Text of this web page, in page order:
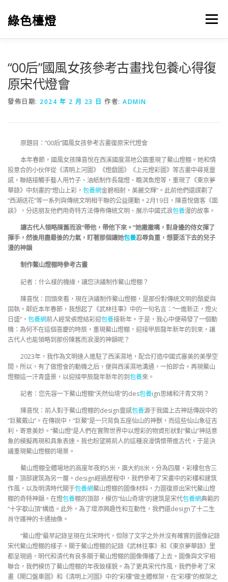
綠色檯燈 選單
“00后”國風女孩參考古畫找包養心得復
原宋代燈會
發佈日期: 2024 年 2 月 23 日 作者: ADMIN
原題目：“00后”國風女孩參考古畫復原宋代燈會
本年春節，國風女孩陳喜悅在西溪國度濕地公園重現了鰲山燈棚。她和情
投意合的小伙伴從《清明上河圖》《燈戲圖》《上元燈彩圖》等古畫中尋覓靈
感，聯絡接觸手藝人用竹子、油紙制作長龍燈、瞻淇魚燈等，重現了《東京夢
華錄》中刻畫的“燈山上彩， 包養網金碧相射，美麗交輝”。此前他們還謀劃了
“西湖送花”等一系列與傳統文明相干聯的公益運動。2月19日，陳喜悅做客《面
談》，分送朋友他們用奇特方法傳佈傳統文明、展示中國式浪包養漫的故事。
讓古代人領略陳舊而浪“帶他，帶他下來。”她撇撇嘴，對身邊的侍女揮了
揮手，然後用盡最後的力氣，盯著那個讓她包養忍辱負重，想要活下去的兒子
漫的神韻
制作鰲山燈棚時參考古畫
記者：什么樣的機緣，讓您決議制作鰲山燈棚？
陳喜悅：回頭來看，現在決議制作鰲山燈棚，是那份對傳統文明的酷愛與
固執。鄰近本年春節，我想起了《武林往事》中的一句名言：“一進新正，燈火
日盛”， 包養網前人經常張燈結彩迎包養接新年。于是，我心中便萌發了一個動
機：為何不在這個喜慶的時辰，重現鰲山燈棚，迎接甲辰龍年新年的到來，讓
古代人也能領略到那份陳舊而浪漫的神韻呢？
2023年，我作為文明達人進駐了西溪濕地，配合打造中國式審美的美學空
間。所以，有了做燈會的動機之后，便與西溪濕地溝通，一拍即合。再現鰲山
燈棚這一汗青盛景，以迎接甲辰龍年新年的到包養來。
記者：您先容一下鰲山燈棚“天然仙境”的des包養ign思緒和汗青文明？
陳喜悅：前人對于鰲山燈棚的design靈感包養源于我國上古神話傳說中的
“巨鰲戴山”。在傳說中，“巨鰲”是一只背負五座仙山的神獸，而這些仙山象征吉
利，寄意美妙。“鰲山燈”是人們在實際世界中以燈彩的物資形狀對“鰲山”神話意
象的模擬再現和具象表達。我也盼望將前人的這種浪漫情懷帶進古代，于是決
議重現鰲山燈棚的場景。
鰲山燈棚全體場地的高度年夜約5米，廣大約8米，分為四層，彩樓包含三
層，頂部建筑為另一層。design經過歷程中，我們參考了宋畫中的彩樓和建筑
作風，以及明清時代關于包養網鰲山燈棚的圖像材料，力圖復原出宋代鰲山燈
棚的奇特神韻。在燈包養棚的頂部，模仿“仙山奇境”的建筑是宋代包養網典範的
“十字歇山頂”構造。此外，為了增添興趣性和互動性，我們還design了十二生
肖守護神的卡通抽像。
“鰲山燈”最早記錄呈現在北宋時代，但除了文字之外并沒有確實的圖像記錄
宋代鰲山燈棚的樣子。關于鰲山燈棚的記錄《武林往事》和《東京夢華錄》里
都呈現過，明代和清代有良多關于鰲山燈棚的圖像傳播了上去。圖像與文字相
聯合，我們模仿了鰲山燈棚的年夜致樣貌。為了更具宋代作風，我們參考了宋
畫《閘口盤車圖》和《清明上河圖》中的“彩樓”做主體框架，在“彩樓”的框架之